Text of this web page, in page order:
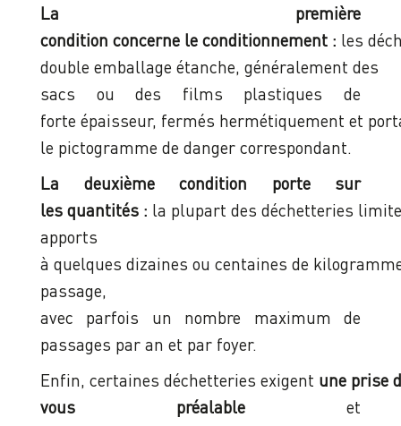
La première
condition concerne le conditionnement : les
double emballage étanche, généralement des
sacs ou des films plastiques de
forte épaisseur, fermés hermétiquement et
le pictogramme de danger correspondant.
La deuxième condition porte sur
les quantités : la plupart des déchetteries
apports
à quelques dizaines ou centaines de
passage,
avec parfois un nombre maximum de
passages par an et par foyer.
Enfin, certaines déchetteries exigent une prise
vous préalable et